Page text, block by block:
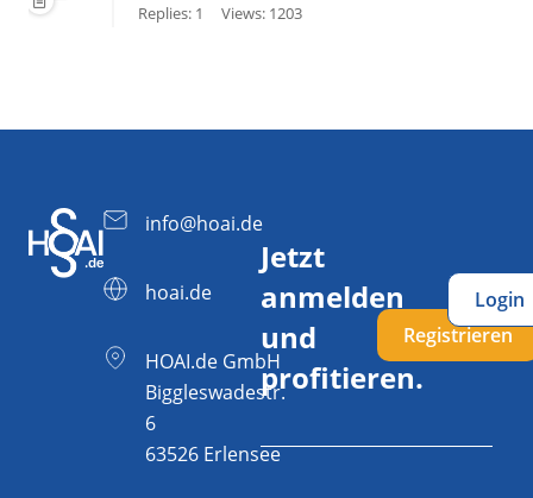
Replies: 1 Views: 1203
info@hoai.de
hoai.de
HOAI.de GmbH
Biggleswadestr.
6
63526 Erlensee
Jetzt
anmelden
und
profitieren.
Registrieren
Login